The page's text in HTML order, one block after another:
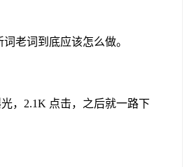
老词到底应该怎么做。
，2.1K 点击，之后就一路下